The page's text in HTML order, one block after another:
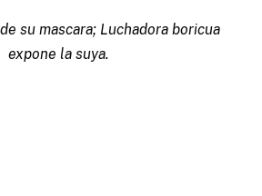
su mascara; Luchadora boricua
expone la suya.